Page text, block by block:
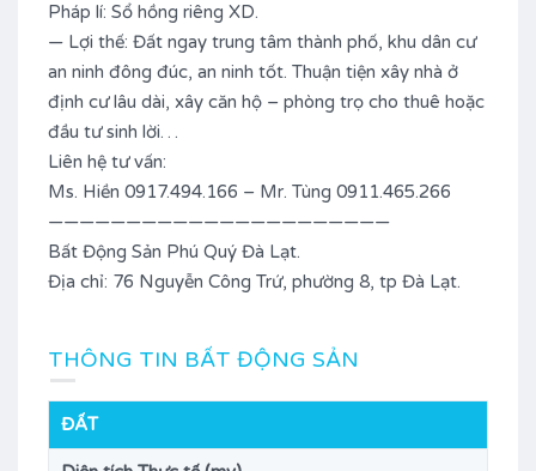
Pháp lí: Sổ hồng riêng XD.
— Lợi thế: Đất ngay trung tâm thành phố, khu dân cư
an ninh đông đúc, an ninh tốt. Thuận tiện xây nhà ở
định cư lâu dài, xây căn hộ – phòng trọ cho thuê hoặc
đầu tư sinh lời…
Liên hệ tư vấn:
Ms. Hiền 0917.494.166 – Mr. Tùng 0911.465.266
——————————————————————
Bất Động Sản Phú Quý Đà Lạt.
Địa chỉ: 76 Nguyễn Công Trứ, phường 8, tp Đà Lạt.
THÔNG TIN BẤT ĐỘNG SẢN
ĐẤT